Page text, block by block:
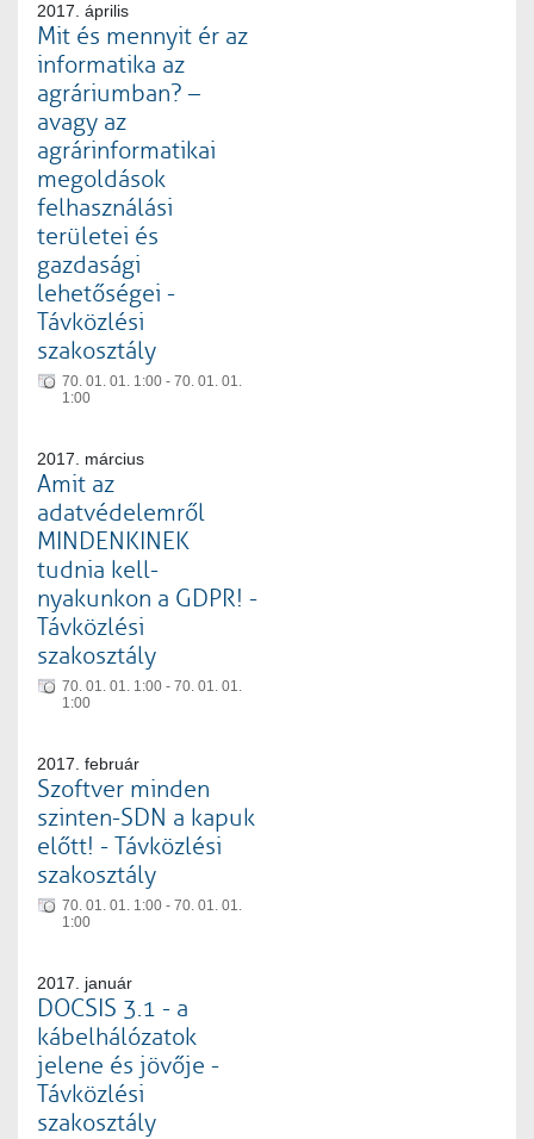
2017. április
Mit és mennyit ér az
informatika az
agráriumban? –
avagy az
agrárinformatikai
megoldások
felhasználási
területei és
gazdasági
lehetőségei -
Távközlési
szakosztály
70. 01. 01. 1:00 - 70. 01. 01.
1:00
2017. március
Amit az
adatvédelemről
MINDENKINEK
tudnia kell-
nyakunkon a GDPR! -
Távközlési
szakosztály
70. 01. 01. 1:00 - 70. 01. 01.
1:00
2017. február
Szoftver minden
szinten-SDN a kapuk
előtt! - Távközlési
szakosztály
70. 01. 01. 1:00 - 70. 01. 01.
1:00
2017. január
DOCSIS 3.1 - a
kábelhálózatok
jelene és jövője -
Távközlési
szakosztály